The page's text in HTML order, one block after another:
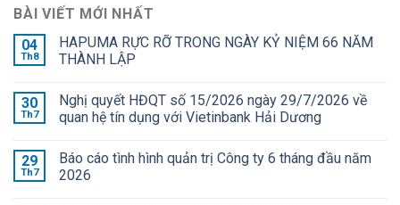
BÀI VIẾT MỚI NHẤT
04
Th8
HAPUMA RỰC RỠ TRONG NGÀY KỶ NIỆM 66 NĂM
THÀNH LẬP
30
Th7
Nghị quyết HĐQT số 15/2026 ngày 29/7/2026 về
quan hệ tín dụng với Vietinbank Hải Dương
29
Th7
Báo cáo tình hình quản trị Công ty 6 tháng đầu năm
2026